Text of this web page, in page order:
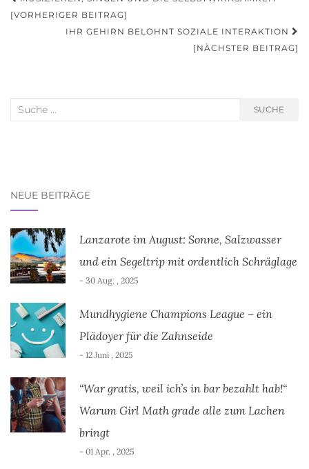
Beitrags-Navigation
[VORHERIGER BEITRAG]
IHR GEHIRN BELOHNT SOZIALE INTERAKTION
[NÄCHSTER BEITRAG]
Suche nach: SUCHE
NEUE BEITRÄGE
Lanzarote im August: Sonne, Salzwasser
und ein Segeltrip mit ordentlich Schräglage
- 30 Aug. , 2025
Mundhygiene Champions League – ein
Plädoyer für die Zahnseide
- 12 Juni , 2025
“War gratis, weil ich’s in bar bezahlt hab!“
Warum Girl Math grade alle zum Lachen
bringt
- 01 Apr. , 2025